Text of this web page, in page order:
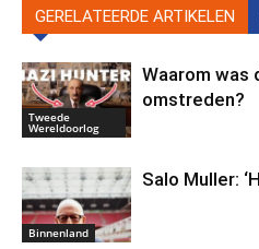
GERELATEERDE ARTIKELEN
Tweede
Wereldoorlog
Waarom was
omstreden?
Binnenland
Salo Muller: